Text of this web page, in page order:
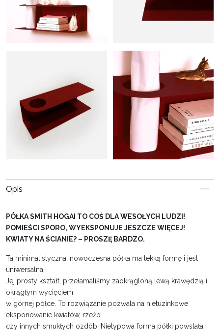
Opis
PÓŁKA SMITH HOGAI TO COŚ DLA WESOŁYCH LUDZI!
POMIEŚCI SPORO, WYEKSPONUJE JESZCZE WIĘCEJ!
KWIATY NA ŚCIANIE? – PROSZĘ BARDZO.
Ta minimalistyczna, nowoczesna półka ma lekką formę i jest
uniwersalna.
Jej prosty kształt, przełamaliśmy zaokrągloną lewą krawędzią i
okrągłym wycięciem
w górnej półce. To rozwiązanie pozwala na nietuzinkowe
eksponowanie kwiatów, rzeźb
czy innych smukłych ozdób. Nietypowa forma półki powstała